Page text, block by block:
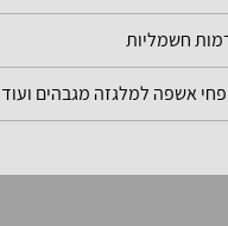
חשמליות
פחי אשפה למלגזה מגבהים ועוד